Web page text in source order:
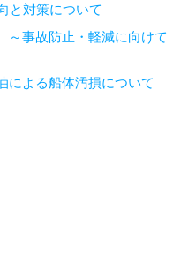
と対策について
事故防止・軽減に向けて
よる船体汚損について